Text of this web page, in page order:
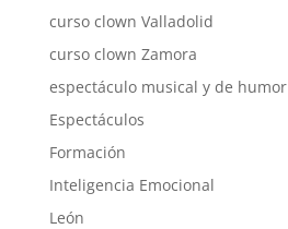
curso clown Valladolid
curso clown Zamora
espectáculo musical y de humor
Espectáculos
Formación
Inteligencia Emocional
León